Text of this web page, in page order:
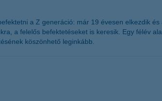
a Z generáció: már 19 évesen elkezdik
a felelős befektetéseket is keresik. Egy félév
köszönhető leginkább.